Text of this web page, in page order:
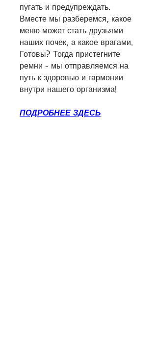
пугать и предупреждать.
Вместе мы разберемся, какое
меню может стать друзьями
наших почек, а какое врагами.
Готовы? Тогда пристегните
ремни - мы отправляемся на
путь к здоровью и гармонии
внутри нашего организма!
ПОДРОБНЕЕ ЗДЕСЬ